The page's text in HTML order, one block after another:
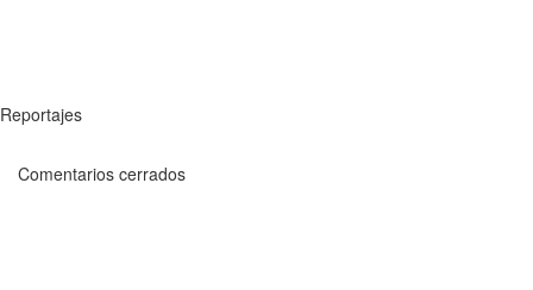
Reportajes
Comentarios cerrados